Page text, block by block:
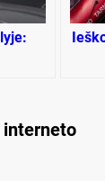
interneto